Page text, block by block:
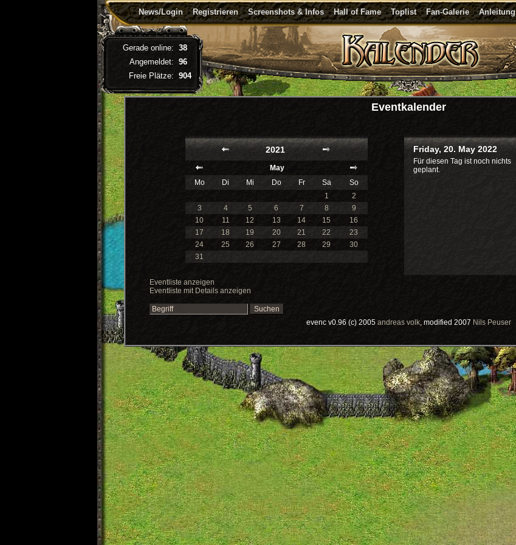
News/Login Registrieren Screenshots & Infos Hall of Fame Toplist Fan-Galerie Anleitung
Eventkalender
2021
May
Mo
Di Mi Do Fr Sa
So
1
2
3
4 5 6 7 8
9
10
11 12 13 14 15
16
17
18 19 20 21 22
23
24
25 26 27 28 29
30
31
Eventliste anzeigen
Eventliste mit Details anzeigen
Friday, 20. May 2022
Für diesen Tag ist noch nichts
geplant.
evenc v0.96 (c) 2005 andreas volk, modified 2007 Nils Peuser
Gerade online: 38
Angemeldet: 96
Freie Plätze: 904